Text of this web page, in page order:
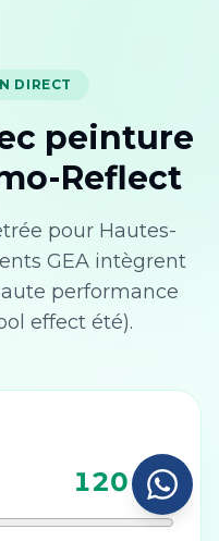
DIRECT
peinture
Reflect
pour Hautes-
GEA intègrent
performance
effect été).
120m²